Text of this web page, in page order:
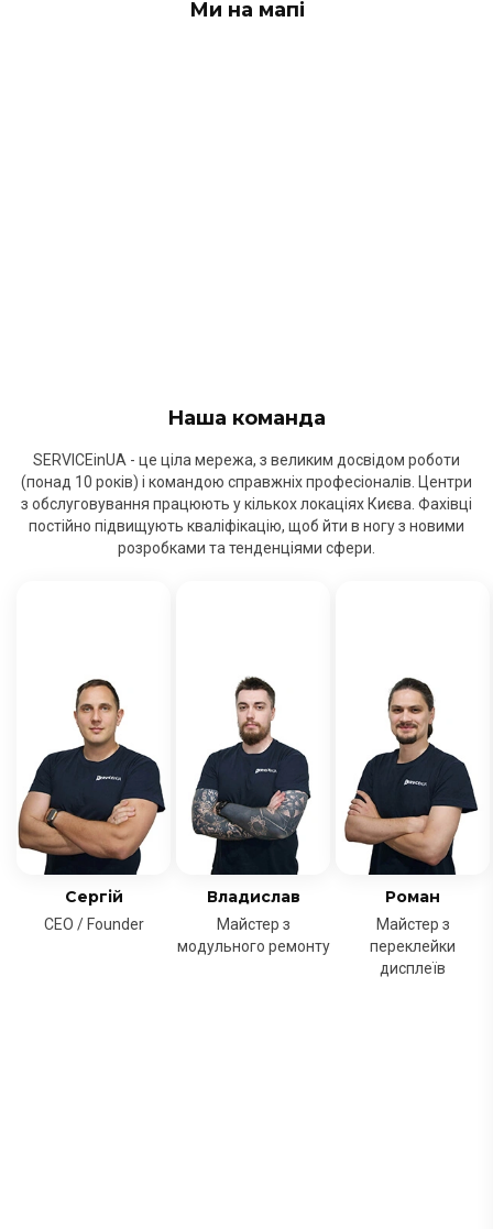
Ми на мапі
Наша команда
SERVICEinUA - це ціла мережа, з великим досвідом роботи
(понад 10 років) і командою справжніх професіоналів. Центри
з обслуговування працюють у кількох локаціях Києва. Фахівці
постійно підвищують кваліфікацію, щоб йти в ногу з новими
розробками та тенденціями сфери.
Сергій
CEO / Founder
Владислав
Майстер з
модульного ремонту
Роман
Майстер з
переклейки
дисплеїв